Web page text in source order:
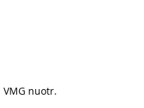
VMG nuotr.